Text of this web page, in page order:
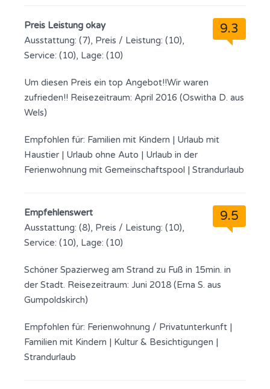
9.3
Preis Leistung okay
Ausstattung: (7), Preis / Leistung: (10),
Service: (10), Lage: (10)
Um diesen Preis ein top Angebot!!Wir waren
zufrieden!! Reisezeitraum: April 2016 (Oswitha D. aus
Wels)
Empfohlen für: Familien mit Kindern | Urlaub mit
Haustier | Urlaub ohne Auto | Urlaub in der
Ferienwohnung mit Gemeinschaftspool | Strandurlaub
9.5
Empfehlenswert
Ausstattung: (8), Preis / Leistung: (10),
Service: (10), Lage: (10)
Schöner Spazierweg am Strand zu Fuß in 15min. in
der Stadt. Reisezeitraum: Juni 2018 (Erna S. aus
Gumpoldskirch)
Empfohlen für: Ferienwohnung / Privatunterkunft |
Familien mit Kindern | Kultur & Besichtigungen |
Strandurlaub